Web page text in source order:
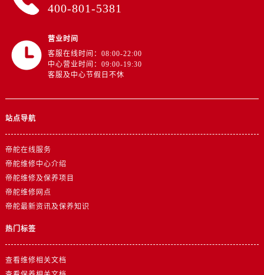
山东省日照市东港区烟台路帝舵售后服务中心（需提前预约）
浙江省湖州市吴兴区劳动路帝舵售后服务中心（需提前预约）
400-801-5381
营业时间
客服在线时间：08:00-22:00
中心营业时间：09:00-19:30
客服及中心节假日不休
站点导航
帝舵在线服务
帝舵维修中心介绍
帝舵维修及保养项目
帝舵维修网点
帝舵最新资讯及保养知识
热门标签
查看维修相关文档